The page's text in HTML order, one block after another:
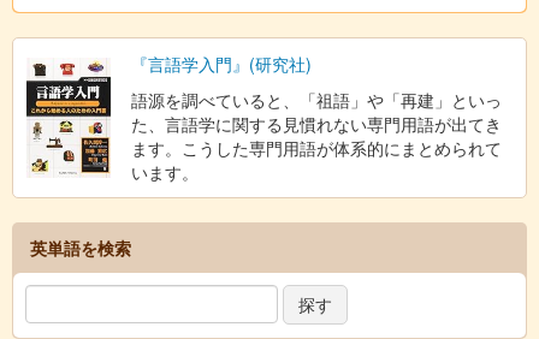
『言語学入門』(研究社)
語源を調べていると、「祖語」や「再建」といっ
た、言語学に関する見慣れない専門用語が出てき
ます。こうした専門用語が体系的にまとめられて
います。
英単語を検索